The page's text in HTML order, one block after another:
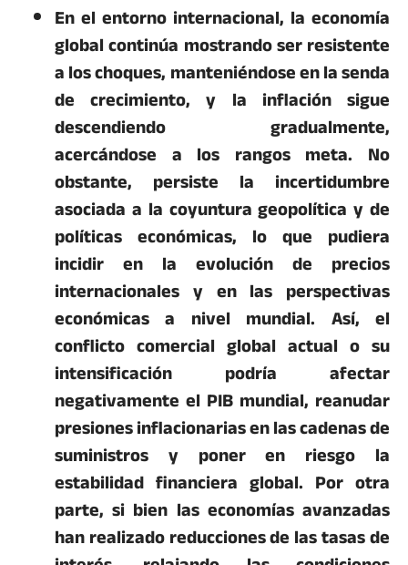
En el entorno internacional, la economía
global continúa mostrando ser resistente
a los choques, manteniéndose en la senda
de crecimiento, y la inflación sigue
descendiendo gradualmente,
acercándose a los rangos meta. No
obstante, persiste la incertidumbre
asociada a la coyuntura geopolítica y de
políticas económicas, lo que pudiera
incidir en la evolución de precios
internacionales y en las perspectivas
económicas a nivel mundial. Así, el
conflicto comercial global actual o su
intensificación podría afectar
negativamente el PIB mundial, reanudar
presiones inflacionarias en las cadenas de
suministros y poner en riesgo la
estabilidad financiera global. Por otra
parte, si bien las economías avanzadas
han realizado reducciones de las tasas de